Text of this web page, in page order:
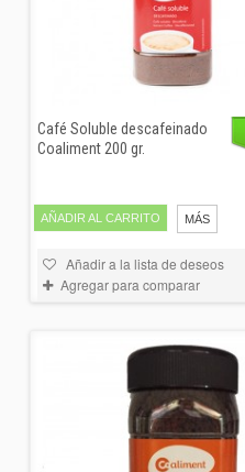
Café Soluble descafeinado
Coaliment 200 gr.
AÑADIR AL CARRITO MÁS
Añadir a la lista de deseos
Agregar para comparar